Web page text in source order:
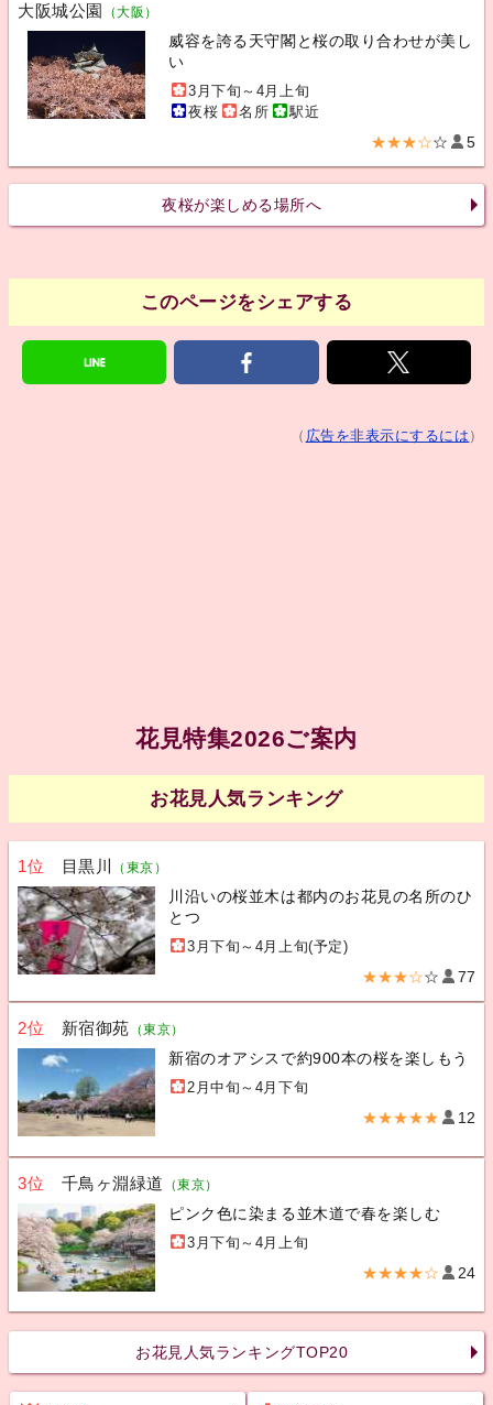
大阪城公園 （大阪）
威容を誇る天守閣と桜の取り合わせが美し
い
3月下旬～4月上旬
夜桜
名所 駅近
★★★☆☆ 5
夜桜が楽しめる場所へ
このページをシェアする
（ 広告を非表示にするには ）
花見特集2026ご案内
お花見人気ランキング
1位 目黒川 （東京）
川沿いの桜並木は都内のお花見の名所のひ
とつ
3月下旬～4月上旬(予定)
★★★☆☆ 77
2位 新宿御苑 （東京）
新宿のオアシスで約900本の桜を楽しもう
2月中旬～4月下旬
★★★★★ 12
3位 千鳥ヶ淵緑道 （東京）
ピンク色に染まる並木道で春を楽しむ
3月下旬～4月上旬
★★★★☆ 24
お花見人気ランキングTOP20